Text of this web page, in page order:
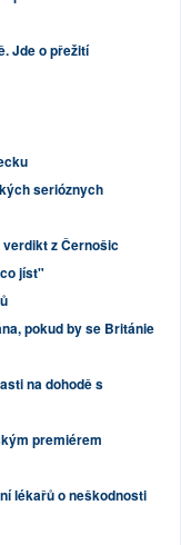
Jde o přežití
serióznych
z Černošic
jíst"
pokud by se Británie
na dohodě s
premiérem
lékařů o neškodnosti